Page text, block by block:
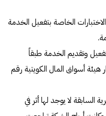
الخاصة بتفعيل الخدمة
وتقديم الخدمة طبقاً
أسواق المال الكويتية رقم
لا يوجد لها أثر في